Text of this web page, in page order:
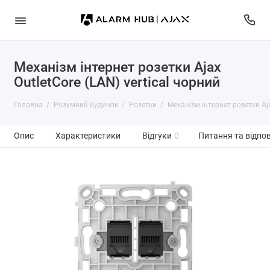
Механізм інтернет розетки Ajax
OutletCore (LAN) vertical чорний
Головна Розумний будинок Розетки Механізм інтернет розетки
Опис Характеристики Відгуки 0 Питання та